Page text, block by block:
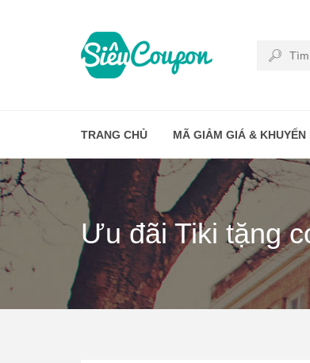
TRANG CHỦ MÃ GIẢM GIÁ & KHUYẾN
Ưu đãi Tiki tặng